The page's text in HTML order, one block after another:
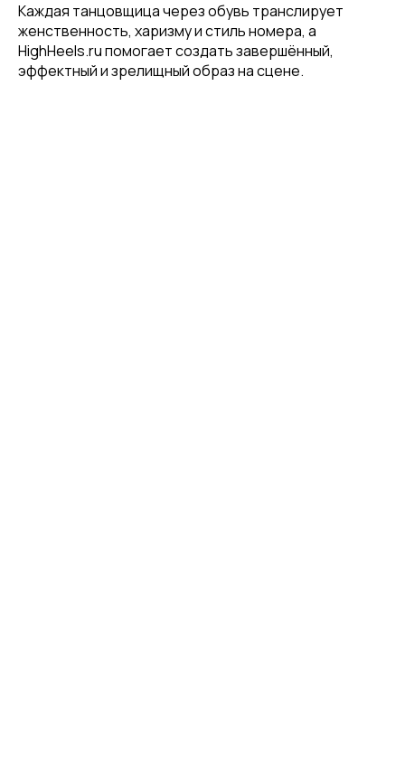
Телефон
Каждая танцовщица через обувь транслирует
женственность, харизму и стиль номера, а
HighHeels.ru помогает создать завершённый,
эффектный и зрелищный образ на сцене.